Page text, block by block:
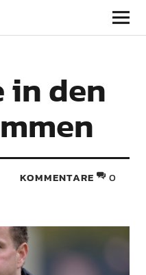
in den
KOMMENTARE 0